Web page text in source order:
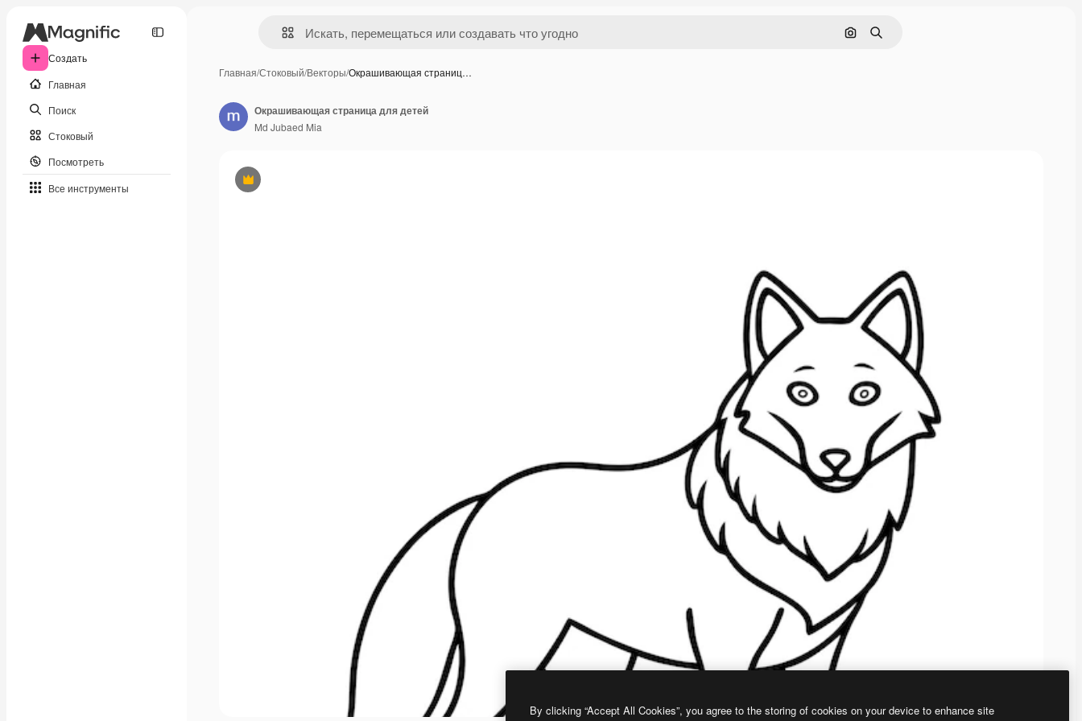
Создать
Главная
Поиск
Стоковый
Посмотреть
Все инструменты
Поиск по изображению
Поиск
Главная/Стоковый/Векторы/Окрашивающая страниц…
Премиум
Окрашивающая страница для детей
Md Jubaed Mia
By clicking “Accept All Cookies”, you agree to the storing of cookies on your device to enhance site